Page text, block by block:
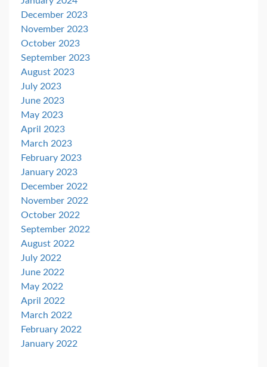
December 2023
November 2023
October 2023
September 2023
August 2023
July 2023
June 2023
May 2023
April 2023
March 2023
February 2023
January 2023
December 2022
November 2022
October 2022
September 2022
August 2022
July 2022
June 2022
May 2022
April 2022
March 2022
February 2022
January 2022